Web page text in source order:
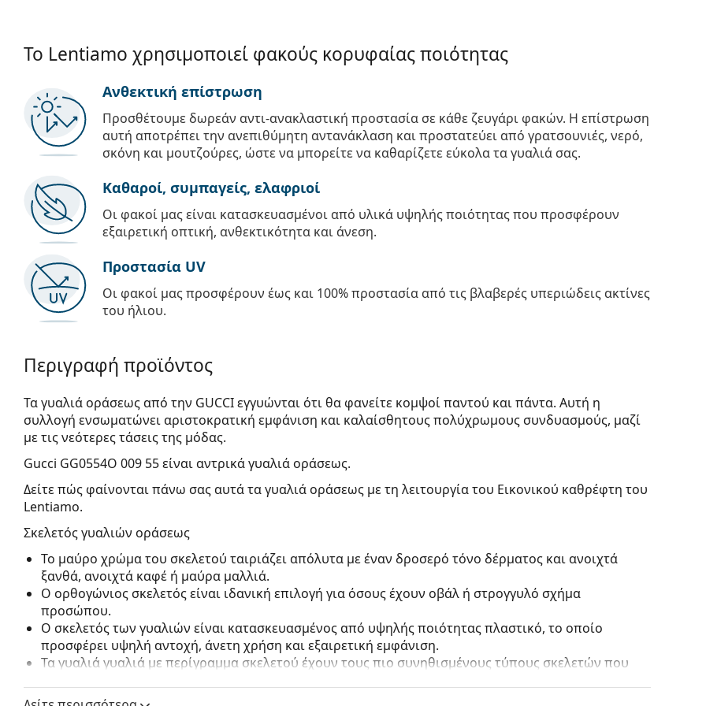
Το Lentiamo χρησιμοποιεί φακούς κορυφαίας ποιότητας
Ανθεκτική επίστρωση
Προσθέτουμε δωρεάν αντι-ανακλαστική προστασία σε κάθε ζευγάρι φακών. Η επίστρωση
αυτή αποτρέπει την ανεπιθύμητη αντανάκλαση και προστατεύει από γρατσουνιές, νερό,
σκόνη και μουτζούρες, ώστε να μπορείτε να καθαρίζετε εύκολα τα γυαλιά σας.
Καθαροί, συμπαγείς, ελαφριοί
Οι φακοί μας είναι κατασκευασμένοι από υλικά υψηλής ποιότητας που προσφέρουν
εξαιρετική οπτική, ανθεκτικότητα και άνεση.
Προστασία UV
Οι φακοί μας προσφέρουν έως και 100% προστασία από τις βλαβερές υπεριώδεις ακτίνες
του ήλιου.
Περιγραφή προϊόντος
Τα γυαλιά οράσεως από την GUCCI εγγυώνται ότι θα φανείτε κομψοί παντού και πάντα. Αυτή η
συλλογή ενσωματώνει αριστοκρατική εμφάνιση και καλαίσθητους πολύχρωμους συνδυασμούς, μαζί
με τις νεότερες τάσεις της μόδας.
Gucci GG0554O 009 55είναι αντρικά γυαλιά οράσεως.
Δείτε πώς φαίνονται πάνω σας αυτά τα γυαλιά οράσεως με τη λειτουργία του Εικονικού καθρέφτη του
Lentiamo.
Σκελετός γυαλιών οράσεως
Το μαύρο χρώμα του σκελετού ταιριάζει απόλυτα με έναν δροσερό τόνο δέρματος και ανοιχτά
ξανθά, ανοιχτά καφέ ή μαύρα μαλλιά.
Ο ορθογώνιος σκελετός είναι ιδανική επιλογή για όσους έχουν οβάλ ή στρογγυλό σχήμα
προσώπου.
Ο σκελετός των γυαλιών είναι κατασκευασμένος από υψηλής ποιότητας πλαστικό, το οποίο
προσφέρει υψηλή αντοχή, άνετη χρήση και εξαιρετική εμφάνιση.
Τα γυαλιά γυαλιά με περίγραμμα σκελετού έχουν τους πιο συνηθισμένους τύπους σκελετών που
συμπληρώσουν το στυλ σας χάρη στον αξιοσημείωτο σχεδιασμό τους. Μερικά από τα